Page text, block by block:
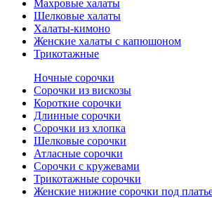
Махровые халаты
Шелковые халаты
Халаты-кимоно
Женские халаты с капюшоном
Трикотажные
Ночные сорочки
Сорочки из вискозы
Короткие сорочки
Длинные сорочки
Сорочки из хлопка
Шелковые сорочки
Атласные сорочки
Сорочки с кружевами
Трикотажные сорочки
Женские нижние сорочки под